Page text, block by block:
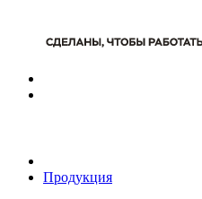
Продукция